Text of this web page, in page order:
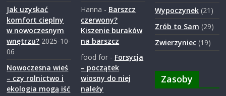
Jak uzyskać
komfort cieplny
w nowoczesnym
wnętrzu? 2025-10-
06
Nowoczesna wieś
– czy rolnictwo i
ekologia mogą iść
Hanna - Barszcz
czerwony?
Kiszenie buraków
na barszcz
food for - Forsycja
– początek
wiosny do niej
należy
Wypoczynek(21)
Zrób to Sam (29)
Zwierzyniec(19)
Zasoby